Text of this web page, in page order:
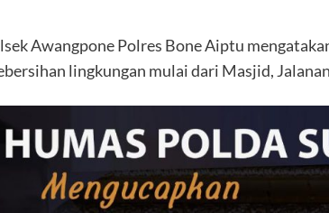
Awangpone Polres Bone Aiptu
lingkungan mulai dari Masjid,